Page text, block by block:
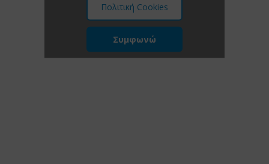
Πολιτική Cookies
Συμφωνώ